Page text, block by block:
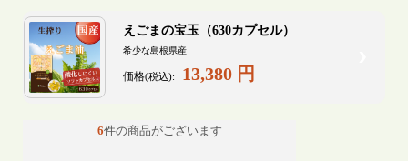
えごまの宝玉（630カプセル）
希少な島根県産
価格(税込): 13,380 円
6件の商品がございます